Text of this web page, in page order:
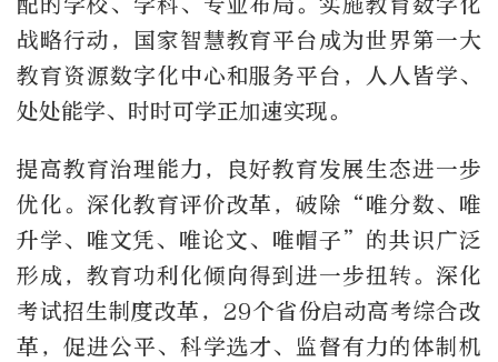
配的学校、学科、专业布局。实施教育数字化
战略行动，国家智慧教育平台成为世界第一大
教育资源数字化中心和服务平台，人人皆学、
处处能学、时时可学正加速实现。
提高教育治理能力，良好教育发展生态进一步
优化。深化教育评价改革，破除“唯分数、唯
升学、唯文凭、唯论文、唯帽子”的共识广泛
形成，教育功利化倾向得到进一步扭转。深化
考试招生制度改革，29个省份启动高考综合改
革，促进公平、科学选才、监督有力的体制机